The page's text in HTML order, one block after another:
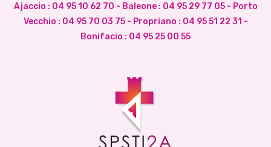
Ajaccio : 04 95 10 62 70 - Baleone : 04 95 29 77 05- Porto
Vecchio : 04 95 70 03 75- Propriano : 04 95 51 22 31 -
Bonifacio : 04 95 25 00 55